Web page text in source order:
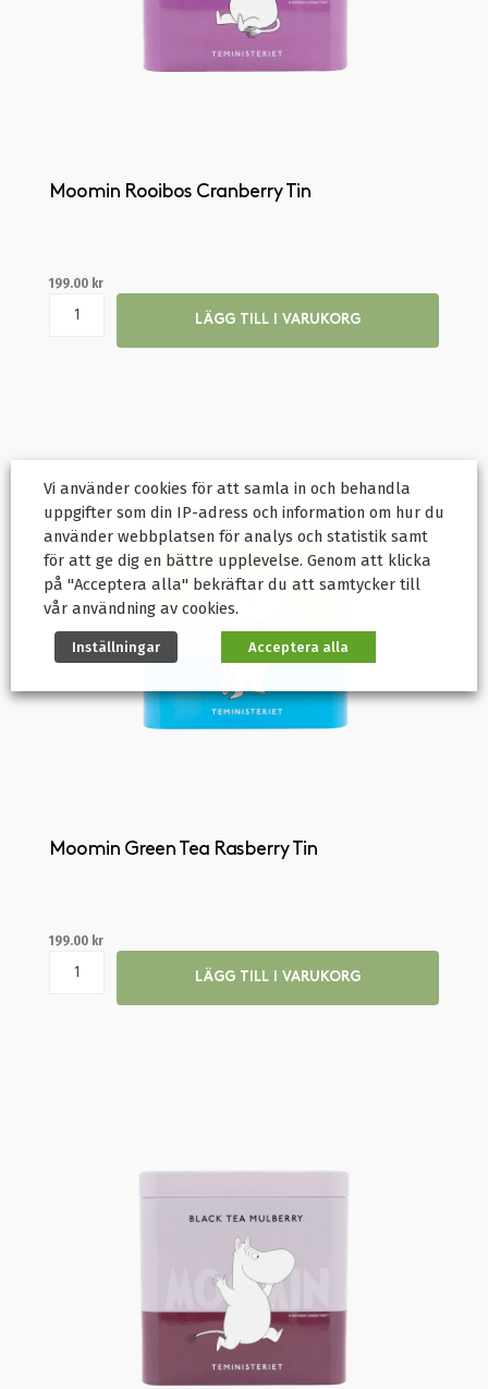
Moomin Rooibos Cranberry Tin
199.00 kr
LÄGG TILL I VARUKORG
Moomin Green Tea Rasberry Tin
199.00 kr
LÄGG TILL I VARUKORG
Vi använder cookies för att samla in och behandla
uppgifter som din IP-adress och information om hur du
använder webbplatsen för analys och statistik samt
för att ge dig en bättre upplevelse. Genom att klicka
på "Acceptera alla" bekräftar du att samtycker till
vår användning av cookies.
Inställningar Acceptera alla